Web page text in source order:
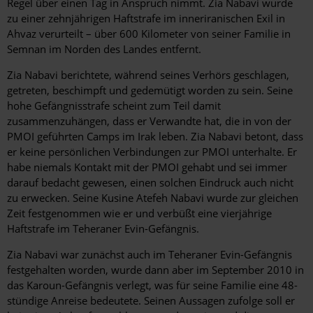
zu einer zehnjährigen Haftstrafe im inneriranischen Exil in
Ahvaz verurteilt – über 600 Kilometer von seiner Familie in
Semnan im Norden des Landes entfernt.
Zia Nabavi berichtete, während seines Verhörs geschlagen,
getreten, beschimpft und gedemütigt worden zu sein. Seine
hohe Gefängnisstrafe scheint zum Teil damit
zusammenzuhängen, dass er Verwandte hat, die in von der
PMOI geführten Camps im Irak leben. Zia Nabavi betont, dass
er keine persönlichen Verbindungen zur PMOI unterhalte. Er
habe niemals Kontakt mit der PMOI gehabt und sei immer
darauf bedacht gewesen, einen solchen Eindruck auch nicht
zu erwecken. Seine Kusine Atefeh Nabavi wurde zur gleichen
Zeit festgenommen wie er und verbüßt eine vierjährige
Haftstrafe im Teheraner Evin-Gefängnis.
Zia Nabavi war zunächst auch im Teheraner Evin-Gefängnis
festgehalten worden, wurde dann aber im September 2010 in
das Karoun-Gefängnis verlegt, was für seine Familie eine 48-
stündige Anreise bedeutete. Seinen Aussagen zufolge soll er